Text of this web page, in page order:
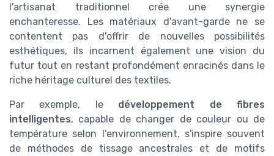
l'artisanat traditionnel crée une synergie
enchanteresse. Les matériaux d'avant-garde ne se
contentent pas d'offrir de nouvelles possibilités
esthétiques, ils incarnent également une vision du
futur tout en restant profondément enracinés dans le
riche héritage culturel des textiles.
Par exemple, le développement de fibres
intelligentes, capable de changer de couleur ou de
température selon l'environnement, s'inspire souvent
de méthodes de tissage ancestrales et de motifs